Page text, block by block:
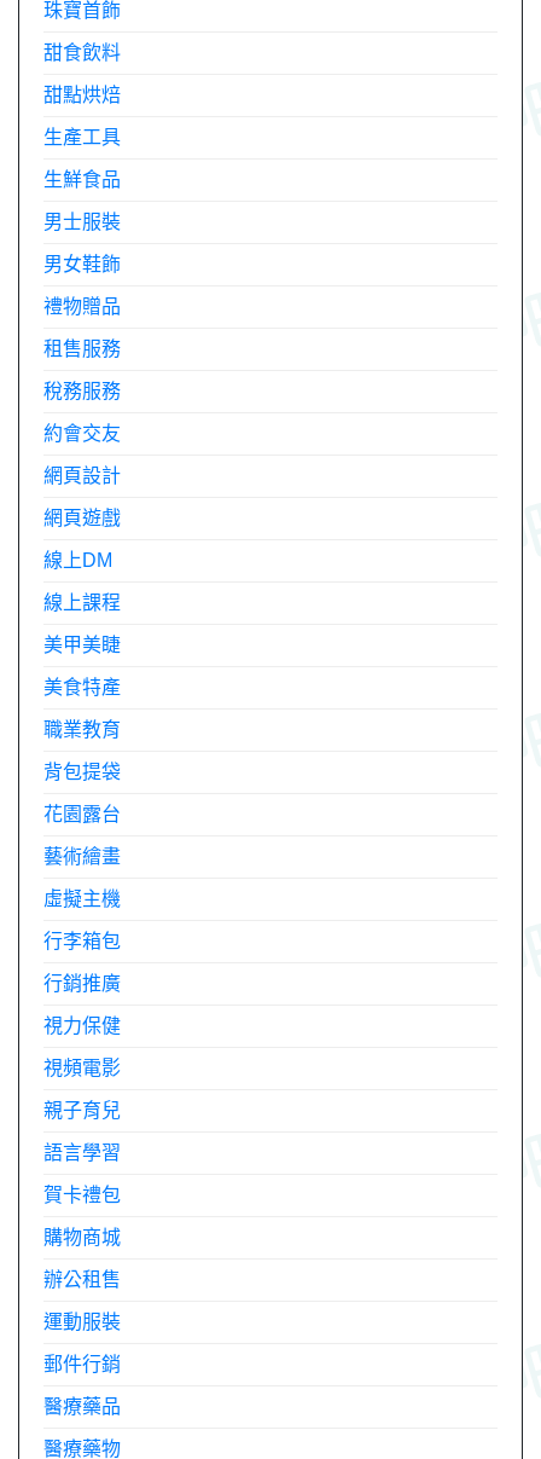
珠寶首飾
甜食飲料
甜點烘焙
生產工具
生鮮食品
男士服裝
男女鞋飾
禮物贈品
租售服務
稅務服務
約會交友
網頁設計
網頁遊戲
線上DM
線上課程
美甲美睫
美食特產
職業教育
背包提袋
花園露台
藝術繪畫
虛擬主機
行李箱包
行銷推廣
視力保健
視頻電影
親子育兒
語言學習
賀卡禮包
購物商城
辦公租售
運動服裝
郵件行銷
醫療藥品
醫療藥物